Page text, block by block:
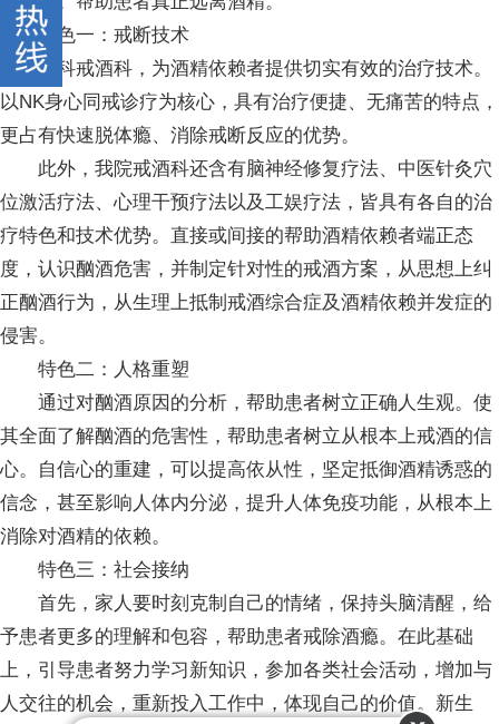
特色一：戒断技术
京科戒酒科，为酒精依赖者提供切实有效的治疗技术。
以NK身心同戒诊疗为核心，具有治疗便捷、无痛苦的特点，
更占有快速脱体瘾、消除戒断反应的优势。
此外，我院戒酒科还含有脑神经修复疗法、中医针灸穴
位激活疗法、心理干预疗法以及工娱疗法，皆具有各自的治
疗特色和技术优势。直接或间接的帮助酒精依赖者端正态
度，认识酗酒危害，并制定针对性的戒酒方案，从思想上纠
正酗酒行为，从生理上抵制戒酒综合症及酒精依赖并发症的
侵害。
特色二：人格重塑
通过对酗酒原因的分析，帮助患者树立正确人生观。使
其全面了解酗酒的危害性，帮助患者树立从根本上戒酒的信
心。自信心的重建，可以提高依从性，坚定抵御酒精诱惑的
信念，甚至影响人体内分泌，提升人体免疫功能，从根本上
消除对酒精的依赖。
特色三：社会接纳
首先，家人要时刻克制自己的情绪，保持头脑清醒，给
予患者更多的理解和包容，帮助患者戒除酒瘾。在此基础
上，引导患者努力学习新知识，参加各类社会活动，增加与
人交往的机会，重新投入工作中，体现自己的价值。新生